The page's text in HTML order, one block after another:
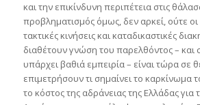
και την επικίνδυνη περιπέτεια στις
προβληματισμός όμως, δεν αρκεί, ούτε
τακτικές κινήσεις και καταδικαστικές
διαθέτουν γνώση του παρελθόντος – και
υπάρχει βαθιά εμπειρία – είναι τώρα σε
επιμετρήσουν τι σημαίνει το καρκίνωμα
το κόστος της αδράνειας της Ελλάδας για